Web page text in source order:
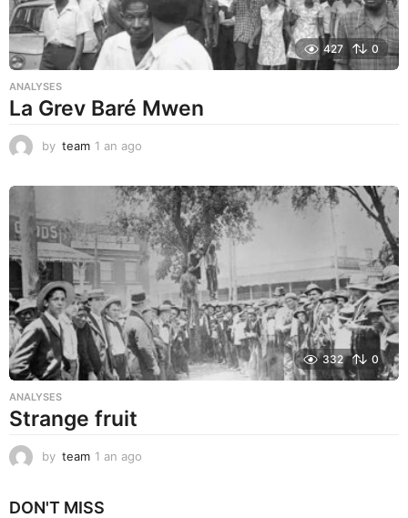
427 0
ANALYSES
La Grev Baré Mwen
by team 1 an ago
a
g
o
332 0
ANALYSES
Strange fruit
by team 1 an ago
DON'T MISS